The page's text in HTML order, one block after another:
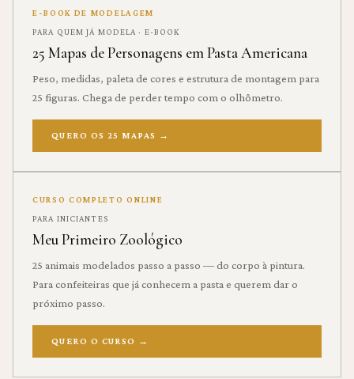
E-BOOK DE MODELAGEM
PARA QUEM JÁ MODELA · E-BOOK
25 Mapas de Personagens em Pasta Americana
Peso, medidas, paleta de cores e estrutura de montagem para
25 figuras. Chega de perder tempo com o olhômetro.
QUERO OS 25 MAPAS →
CURSO COMPLETO ONLINE
PARA INICIANTES
Meu Primeiro Zoológico
25 animais modelados passo a passo — do corpo à pintura.
Para confeiteiras que já conhecem a pasta e querem dar o
próximo passo.
QUERO O CURSO →